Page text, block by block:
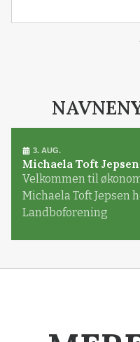
3. AUG.
Michaela Toft Jepsen
Velkommen til
Michaela Toft Jepsen
Landboforening